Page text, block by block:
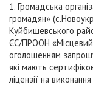
1. Громадська
громадян»
Куйбишевського
ЄС/ПРООН «Місцевий
оголошенням
які мають
ліцензії на